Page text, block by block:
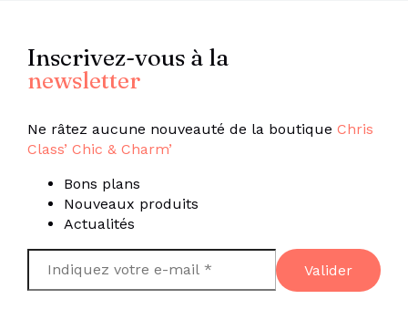
Inscrivez-vous à la
newsletter
Ne râtez aucune nouveauté de la boutique Chris
Class’ Chic & Charm’
Bons plans
Nouveaux produits
Actualités